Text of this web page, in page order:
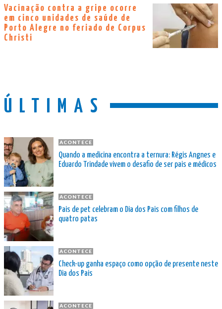
Vacinação contra a gripe ocorre
em cinco unidades de saúde de
Porto Alegre no feriado de Corpus
Christi
ÚLTIMAS
ACONTECE
Quando a medicina encontra a ternura: Régis Angnes e
Eduardo Trindade vivem o desafio de ser pais e médicos
ACONTECE
Pais de pet celebram o Dia dos Pais com filhos de
quatro patas
ACONTECE
Check-up ganha espaço como opção de presente neste
Dia dos Pais
ACONTECE